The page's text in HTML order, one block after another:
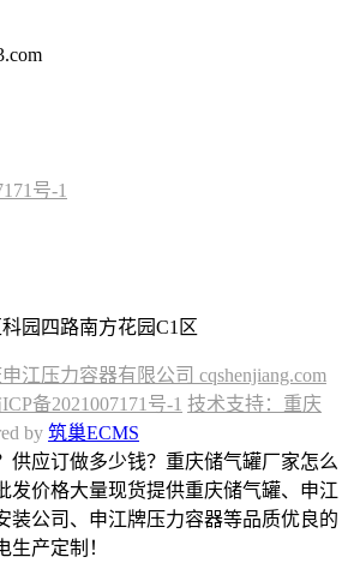
号-1
园四路南方花园C1区
江压力容器有限公司 cqshenjiang.com
备2021007171号-1 技术支持：重庆
by 筑巢ECMS
供应订做多少钱？重庆储气罐厂家怎么
发价格大量现货提供重庆储气罐、申江
装公司、申江牌压力容器等品质优良的
生产定制！